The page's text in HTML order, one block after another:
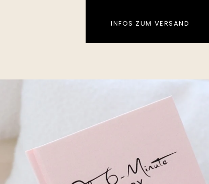
INFOS ZUM VERSAND